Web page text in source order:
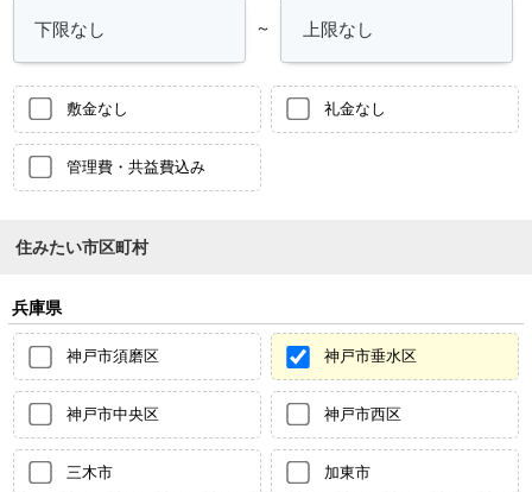
～
敷金なし 礼金なし
管理費・共益費込み
住みたい市区町村
兵庫県
神戸市須磨区 神戸市垂水区
神戸市中央区 神戸市西区
三木市 加東市